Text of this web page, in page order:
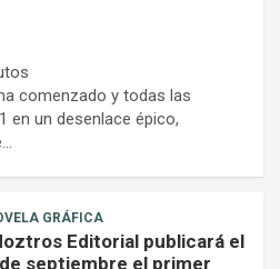
comenzado y todas las
en un desenlace épico,
GRÁFICA
Editorial publicará el
septiembre el primer